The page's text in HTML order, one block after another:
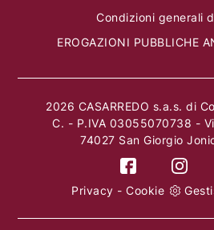
Condizioni generali
EROGAZIONI PUBBLICHE
2026 CASARREDO s.a.s. di
C. - P.IVA 03055070738 -
74027 San Giorgio
Privacy -Cookie